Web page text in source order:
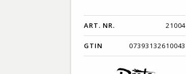
ART. NR. 21004
GTIN 07393132610043